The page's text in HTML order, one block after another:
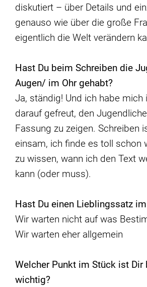
diskutiert – über Details und
genauso wie über die große
eigentlich die Welt verändern
Hast Du beim Schreiben die
Augen/ im Ohr gehabt?
Ja, ständig! Und ich habe
darauf gefreut, den
Fassung zu zeigen. Schreiben
einsam, ich finde es toll schon
zu wissen, wann ich den Text
kann (oder muss).
Hast Du einen Lieblingssatz
Wir warten nicht auf was
Wir warten eher allgemein
Welcher Punkt im Stück ist Dir
wichtig?